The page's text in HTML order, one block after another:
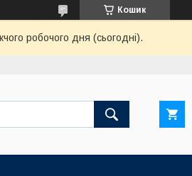
Кошик
робочого дня (сьогодні).